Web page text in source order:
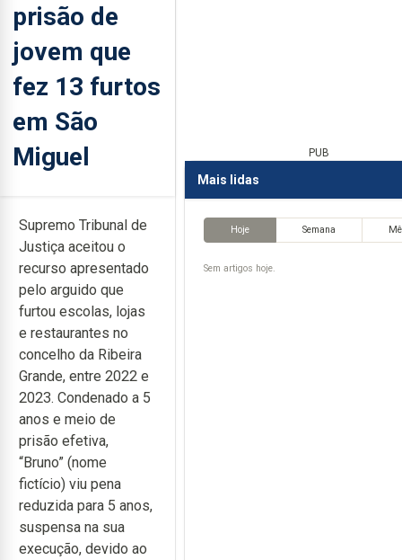
prisão de
jovem que
fez 13 furtos
em São
Miguel
Supremo Tribunal de
Justiça aceitou o
recurso apresentado
pelo arguido que
furtou escolas, lojas
e restaurantes no
concelho da Ribeira
Grande, entre 2022 e
2023. Condenado a 5
anos e meio de
prisão efetiva,
“Bruno” (nome
fictício) viu pena
reduzida para 5 anos,
suspensa na sua
execução, devido ao
PUB
Mais lidas
Hoje Semana
Sem artigos hoje.